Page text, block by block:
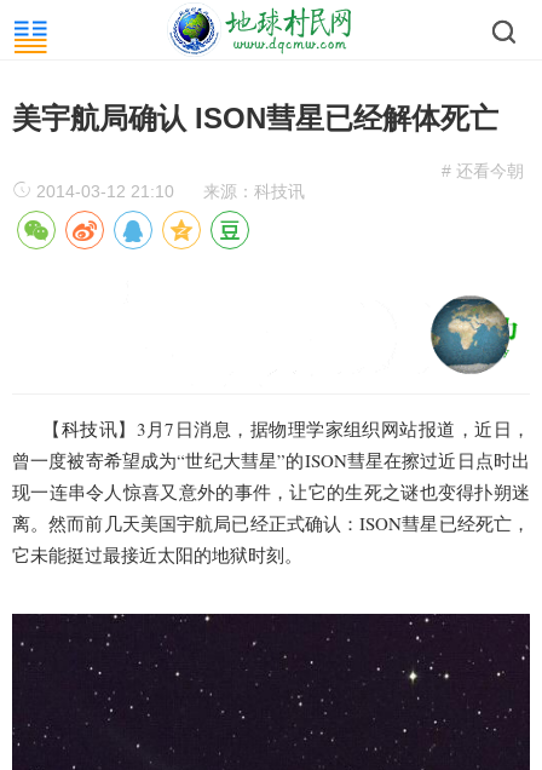
美宇航局确认 ISON彗星已经解体死亡
# 还看今朝
2014-03-12 21:10
来源：科技讯
【科技讯】3月7日消息，据物理学家组织网站报道，近日，
曾一度被寄希望成为“世纪大彗星”的ISON彗星在擦过近日点时出
现一连串令人惊喜又意外的事件，让它的生死之谜也变得扑朔迷
离。然而前几天美国宇航局已经正式确认：ISON彗星已经死亡，
它未能挺过最接近太阳的地狱时刻。